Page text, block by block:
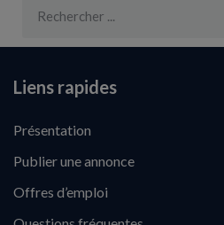
Liens rapides
Présentation
Publier une annonce
Offres d’emploi